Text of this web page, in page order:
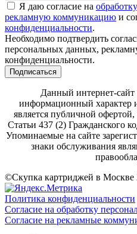
Я даю согласие на
рекламную коммуникацию и
конфиденциальности.
Необходимо подтвердить
персональных данных,
конфиденциальности.
Подписаться
Данный интернет-
информационный характер
является публичной
Статьи 437 (2) Гражданского
Упоминаемые на сайте
знаки обслуживания
©Скупка картриджей в Москве
Политика конфиденциальности
Согласие на обработку
Согласие на рекламные